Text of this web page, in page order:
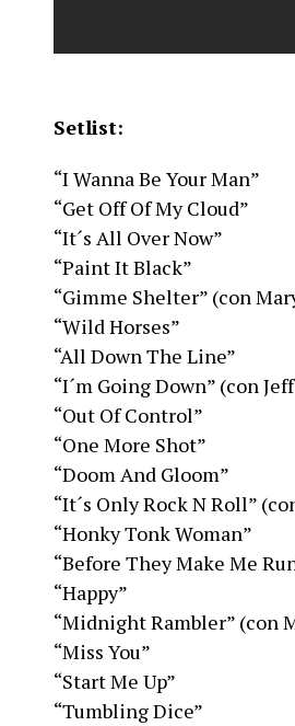
Setlist:
“I Wanna Be Your Man”
“Get Off Of My Cloud”
“It´s All Over Now”
“Paint It Black”
“Gimme Shelter” (con
“Wild Horses”
“All Down The Line”
“I´m Going Down” (con
“Out Of Control”
“One More Shot”
“Doom And Gloom”
“It´s Only Rock N Roll”
“Honky Tonk Woman”
“Before They Make Me
“Happy”
“Midnight Rambler” (con
“Miss You”
“Start Me Up”
“Tumbling Dice”